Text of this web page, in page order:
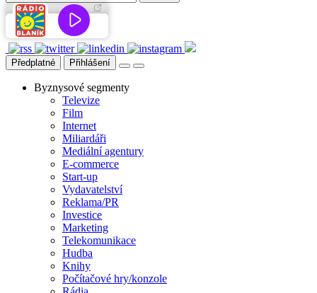
Předplatné Přihlášení
Byznysové segmenty
Televize
Film
Internet
Miliardáři
Mediální agentury
E-commerce
Start-up
Vydavatelství
Reklama/PR
Investice
Marketing
Telekomunikace
Hudba
Knihy
Počítačové hry/konzole